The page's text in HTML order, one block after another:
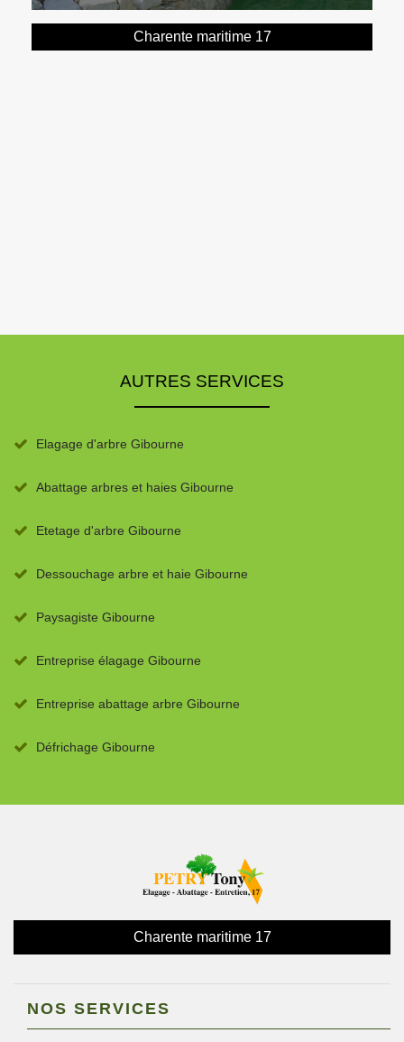
Charente maritime 17
AUTRES SERVICES
Elagage d'arbre Gibourne
Abattage arbres et haies Gibourne
Etetage d'arbre Gibourne
Dessouchage arbre et haie Gibourne
Paysagiste Gibourne
Entreprise élagage Gibourne
Entreprise abattage arbre Gibourne
Défrichage Gibourne
Charente maritime 17
NOS SERVICES